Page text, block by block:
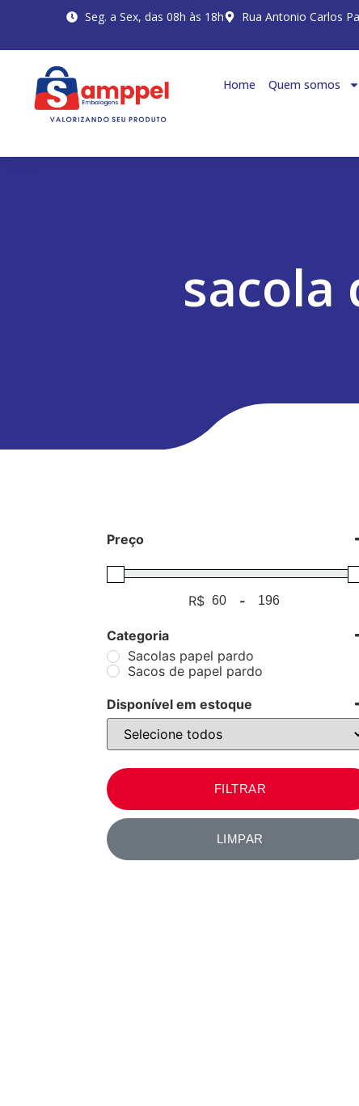
Seg. a Sex, das 08h às 18h Rua Antonio Carlos
Home Quem somos
sacola
Preço
R$ Minimum Price
-
Maximum Price
Categoria
Sacolas papel pardo
Sacos de papel pardo
Disponível em estoque
FILTRAR
LIMPAR